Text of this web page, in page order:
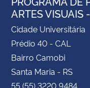
ARTES VISUAIS
Cidade Universitária
Prédio 40 - CAL
Bairro Camobi
Santa Maria - RS
55 (55) 3220 9484